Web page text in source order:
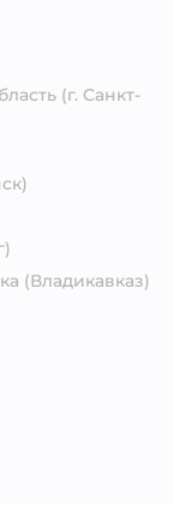
(г. Санкт-
(Владикавказ)